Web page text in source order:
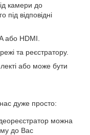
камери до
відповідні
або HDMI.
та реєстратору.
або може бути
дуже просто:
можна
до Вас